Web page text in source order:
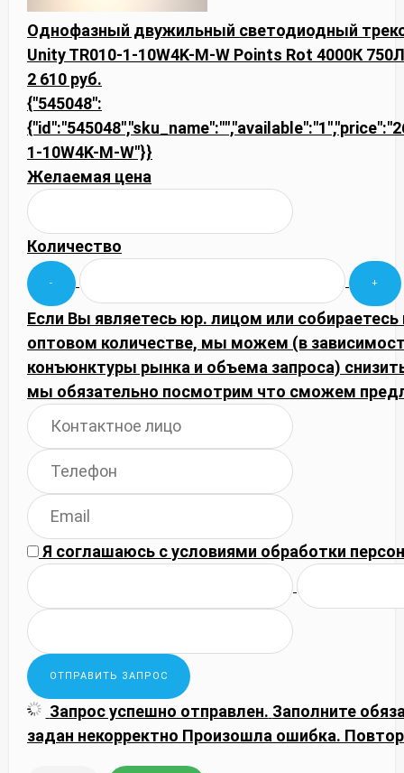
Однофазный двужильный светодиодный
Unity TR010-1-10W4K-M-W Points Rot 4000К
2 610 руб.
{"545048":
1-10W4K-M-W"}}
Желаемая цена
Количество
Если Вы являетесь юр. лицом или собираетесь
оптовом количестве, мы можем (в
конъюнктуры рынка и объема запроса)
мы обязательно посмотрим что сможем
Я соглашаюсь сусловиями обработки
Запрос успешно отправлен. Заполните
задан некорректно Произошла ошибка.